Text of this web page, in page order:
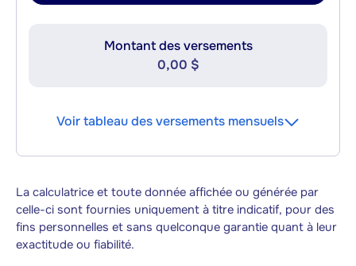
Montant des versements
0,00 $
Voir tableau des versements mensuels
La calculatrice et toute donnée affichée ou générée par
celle-ci sont fournies uniquement à titre indicatif, pour des
fins personnelles et sans quelconque garantie quant à leur
exactitude ou fiabilité.